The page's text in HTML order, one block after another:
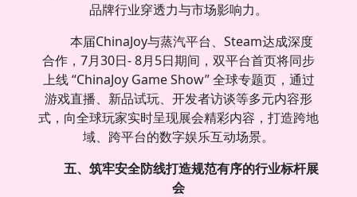
品牌行业穿透力与市场影响力。
本届ChinaJoy与蒸汽平台、Steam达成深度
合作，7月30日- 8月5日期间，双平台首页将同步
上线 “ChinaJoy Game Show” 全球专题页，通过
游戏直播、新品试玩、开发者访谈等多元内容形
式，向全球玩家实时呈现展会精彩内容，打造跨地
域、跨平台的数字娱乐互动场景。
五、筑牢安全防线打造规范有序的行业标杆展
会